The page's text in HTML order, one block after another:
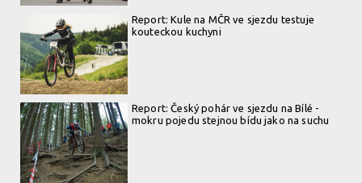
Report: Kule na MČR ve sjezdu testuje
kouteckou kuchyni
Report: Český pohár ve sjezdu na Bílé -
mokru pojedu stejnou bídu jako na suchu